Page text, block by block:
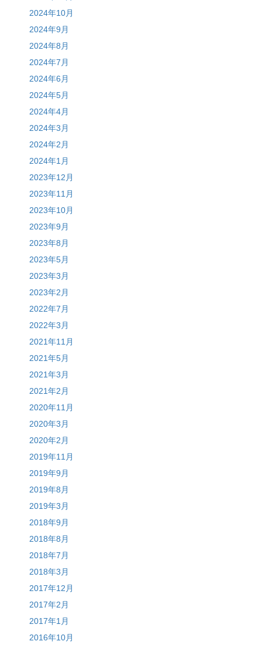
2024年10月
2024年9月
2024年8月
2024年7月
2024年6月
2024年5月
2024年4月
2024年3月
2024年2月
2024年1月
2023年12月
2023年11月
2023年10月
2023年9月
2023年8月
2023年5月
2023年3月
2023年2月
2022年7月
2022年3月
2021年11月
2021年5月
2021年3月
2021年2月
2020年11月
2020年3月
2020年2月
2019年11月
2019年9月
2019年8月
2019年3月
2018年9月
2018年8月
2018年7月
2018年3月
2017年12月
2017年2月
2017年1月
2016年10月